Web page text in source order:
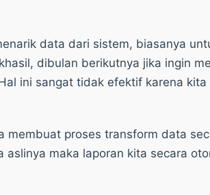
data dari sistem, biasanya
dibulan berikutnya jika ingin
ini sangat tidak efektif karena
membuat proses transform data
maka laporan kita secara